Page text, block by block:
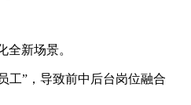
新场景。
工”，导致前中后台岗位融合